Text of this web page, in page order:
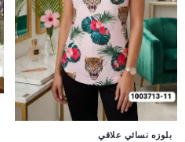
جديد
بلوزه نسائي علاقي